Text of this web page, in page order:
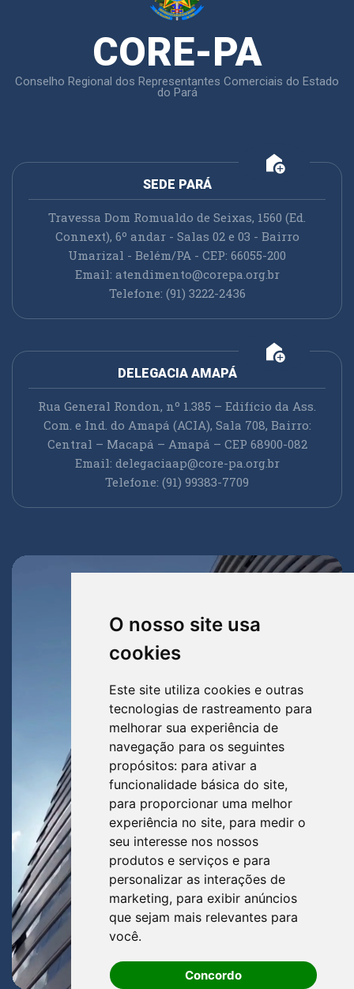
O nosso site usa
cookies
Este site utiliza cookies e outras
tecnologias de rastreamento para
melhorar sua experiência de
navegação para os seguintes
propósitos: para ativar a
funcionalidade básica do site,
para proporcionar uma melhor
experiência no site, para medir o
seu interesse nos nossos
produtos e serviços e para
personalizar as interações de
marketing, para exibir anúncios
que sejam mais relevantes para
você.
Concordo
CORE-PA
Conselho Regional dos Representantes Comerciais do Estado
do Pará
add_home
SEDE PARÁ
Travessa Dom Romualdo de Seixas, 1560 (Ed.
Connext), 6º andar - Salas 02 e 03 - Bairro
Umarizal - Belém/PA - CEP: 66055-200
Email: atendimento@corepa.org.br
Telefone: (91) 3222-2436
add_home
DELEGACIA AMAPÁ
Rua General Rondon, nº 1.385 – Edifício da Ass.
Com. e Ind. do Amapá (ACIA), Sala 708, Bairro:
Central – Macapá – Amapá – CEP 68900-082
Email: delegaciaap@core-pa.org.br
Telefone: (91) 99383-7709